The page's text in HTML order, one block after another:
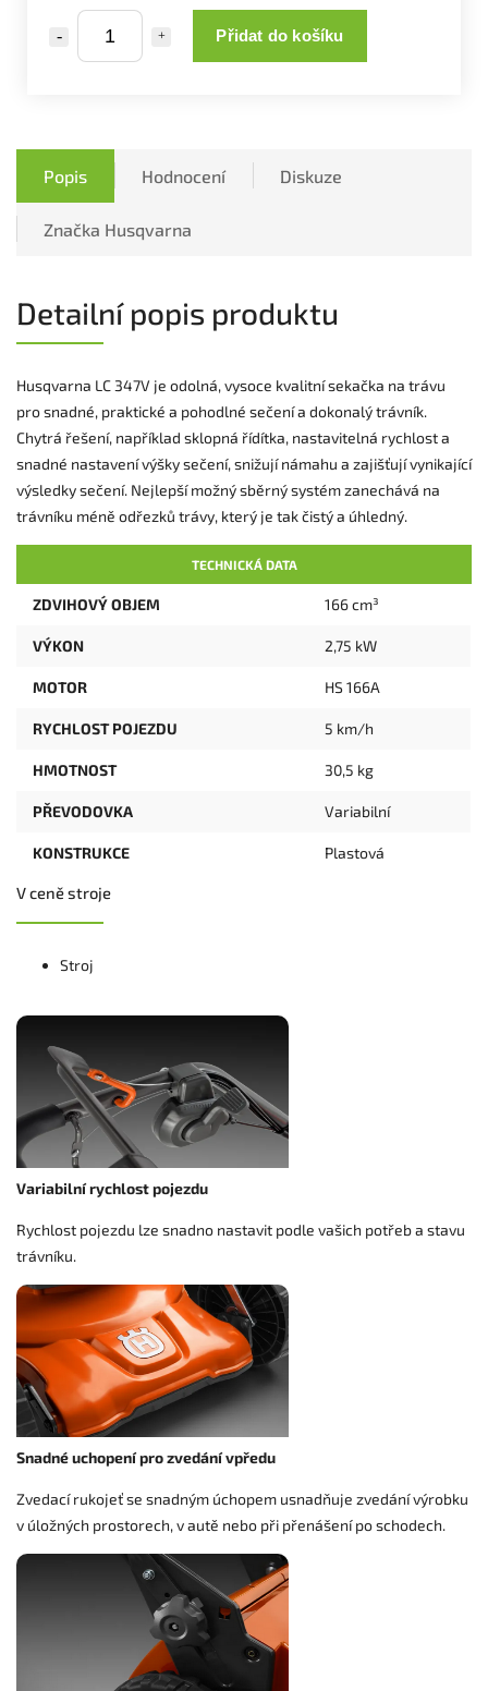
Přidat do košíku
Popis Hodnocení Diskuze
Značka Husqvarna
Detailní popis produktu
Husqvarna LC 347V je odolná, vysoce kvalitní sekačka na trávu
pro snadné, praktické a pohodlné sečení a dokonalý trávník.
Chytrá řešení, například sklopná řídítka, nastavitelná rychlost a
snadné nastavení výšky sečení, snižují námahu a zajišťují vynikající
výsledky sečení. Nejlepší možný sběrný systém zanechává na
trávníku méně odřezků trávy, který je tak čistý a úhledný.
TECHNICKÁ DATA
ZDVIHOVÝ OBJEM 166 cm³
VÝKON 2,75 kW
MOTOR HS 166A
RYCHLOST POJEZDU 5 km/h
HMOTNOST 30,5 kg
PŘEVODOVKA Variabilní
KONSTRUKCE Plastová
V ceně stroje
Stroj
Variabilní rychlost pojezdu
Rychlost pojezdu lze snadno nastavit podle vašich potřeb a stavu
trávníku.
Snadné uchopení pro zvedání vpředu
Zvedací rukojeť se snadným úchopem usnadňuje zvedání výrobku
v úložných prostorech, v autě nebo při přenášení po schodech.